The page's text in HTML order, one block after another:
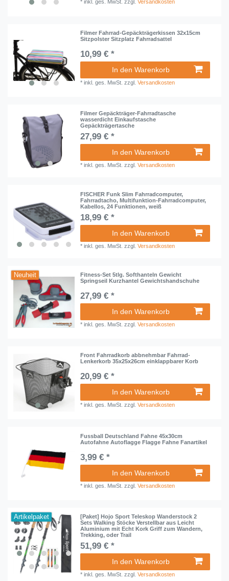
*inkl. ges. MwSt. zzgl.Versandkosten
Filmer Fahrrad-Gepäckträgerkissen 32x15cm
Sitzpolster Sitzplatz Fahrradsattel
10,99 € *
In den Warenkorb
*inkl. ges. MwSt. zzgl.Versandkosten
Filmer Gepäckträger-Fahrradtasche
wasserdicht Einkaufstasche
Gepäckträgertasche
27,99 € *
In den Warenkorb
*inkl. ges. MwSt. zzgl.Versandkosten
FISCHER Funk Slim Fahrradcomputer,
Fahrradtacho, Multifunktion-Fahrradcomputer,
Kabellos, 24 Funktionen, weiß
18,99 € *
In den Warenkorb
*inkl. ges. MwSt. zzgl.Versandkosten
Neuheit
Fitness-Set 5tlg. Softhanteln Gewicht
Springseil Kurzhantel Gewichtshandschuhe
27,99 € *
In den Warenkorb
*inkl. ges. MwSt. zzgl.Versandkosten
Front Fahrradkorb abbnehmbar Fahrrad-
Lenkerkorb 35x25x26cm einklappbarer Korb
20,99 € *
In den Warenkorb
*inkl. ges. MwSt. zzgl.Versandkosten
Fussball Deutschland Fahne 45x30cm
Autofahne Autoflagge Flagge Fahne Fanartikel
3,99 € *
In den Warenkorb
*inkl. ges. MwSt. zzgl.Versandkosten
Artikelpaket
[Paket] Hojo Sport Teleskop Wanderstock 2
Sets Walking Stöcke Verstellbar aus Leicht
Aluminium mit Echt Kork Griff zum Wandern,
Trekking, oder Trail
51,99 € *
In den Warenkorb
*inkl. ges. MwSt. zzgl.Versandkosten